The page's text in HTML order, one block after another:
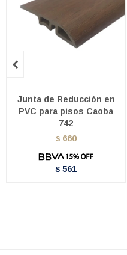
Junta de Reducción en
PVC para pisos Caoba
742
$ 660
$ 561
